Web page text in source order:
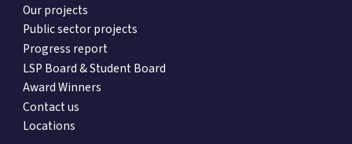
Our projects
Public sector projects
Progress report
LSP Board & Student Board
Award Winners
Contact us
Locations